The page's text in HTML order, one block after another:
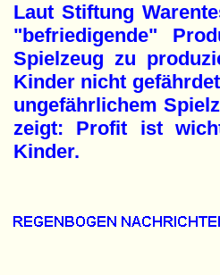
Laut Stiftung
"befriedigende"
Spielzeug zu
Kinder nicht
ungefährlichem
zeigt: Profit ist
Kinder.